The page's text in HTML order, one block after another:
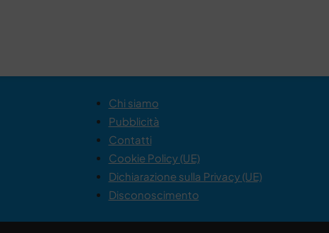
Chi siamo
Pubblicità
Contatti
Cookie Policy (UE)
Dichiarazione sulla Privacy (UE)
Disconoscimento